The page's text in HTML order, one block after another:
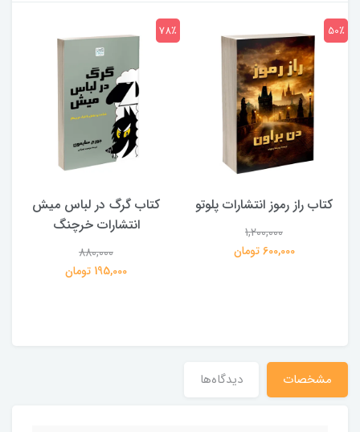
کتاب راز رموز انتشارات پلوتو
1,200,000
600,000 تومان
50٪
کتاب گرگ در لباس میش
انتشارات خرچنگ
880,000
195,000 تومان
78٪
مشخصات دیدگاه‌ها